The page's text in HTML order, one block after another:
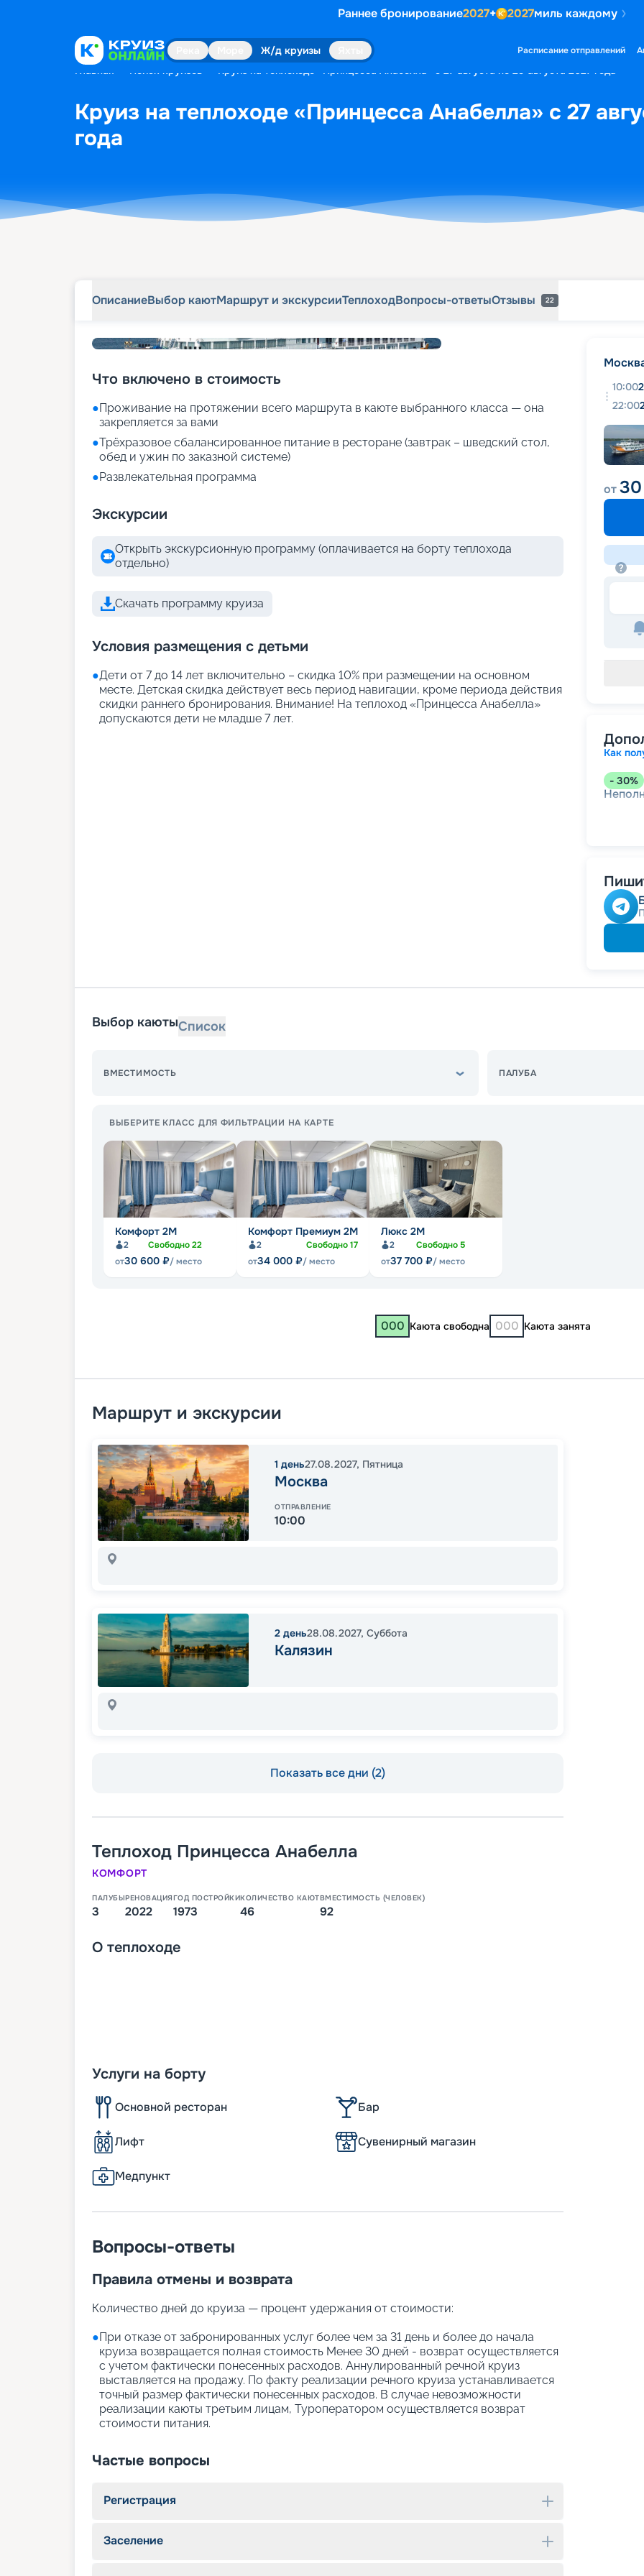
Раннее бронирование2027+ 2027миль каждому
Ж/д круизы Расписание отправлений
Главная Поиск круизов Круиз на теплоходе «Принцесса Анабелла» с 27 августа по 29 августа 2027 года
Круиз на теплоходе «Принцесса Анабелла» с 27
года
ОписаниеВыбор каютМаршрут и экскурсииТеплоходВопросы-ответыОтзывы 22
Что включено в стоимость
●Проживание на протяжении всего маршрута в каюте выбранного класса — она
закрепляется за вами
●Трёхразовое сбалансированное питание в ресторане (завтрак – шведский стол,
обед и ужин по заказной системе)
●Развлекательная программа
Экскурсии
Открыть экскурсионную программу (оплачивается на борту теплохода
отдельно)
Скачать программу круиза
Условия размещения с детьми
●Дети от 7 до 14 лет включительно – скидка 10% при размещении на основном
месте. Детская скидка действует весь период навигации, кроме периода действия
скидки раннего бронирования. Внимание! На теплоход «Принцесса Анабелла»
допускаются дети не младше 7 лет.
10:00
22:00
от
Как
- 30%
Выбор каютыСписок
ВМЕСТИМОСТЬ ПАЛУБА
ВЫБЕРИТЕ КЛАСС ДЛЯ ФИЛЬТРАЦИИ НА КАРТЕ
Комфорт 2M
2 Свободно22
от30 600 ₽/ место
Комфорт Премиум 2M
2 Свободно17
от34 000 ₽/ место
Люкс 2M
2 Свободно5
от37 700 ₽/ место
000 Каюта свободна 000 Каюта занята
Маршрут и экскурсии
1 день27.08.2027, Пятница
Москва
ОТПРАВЛЕНИЕ
10:00
2 день28.08.2027, Суббота
Калязин
Показать все дни (2)
Теплоход Принцесса Анабелла
КОМФОРТ
ПАЛУБЫ
3
РЕНОВАЦИЯ
2022
ГОД ПОСТРОЙКИ
1973
КОЛИЧЕСТВО КАЮТ
46
ВМЕСТИМОСТЬ (ЧЕЛОВЕК)
92
О теплоходе
Услуги на борту
Основной ресторан Бар
Лифт Сувенирный магазин
Медпункт
Вопросы-ответы
Правила отмены и возврата
Количество дней до круиза — процент удержания от стоимости:
●При отказе от забронированных услуг более чем за 31 день и более до начала
круиза возвращается полная стоимость Менее 30 дней - возврат осуществляется
с учетом фактически понесенных расходов. Аннулированный речной круиз
выставляется на продажу. По факту реализации речного круиза устанавливается
точный размер фактически понесенных расходов. В случае невозможности
реализации каюты третьим лицам, Туроператором осуществляется возврат
стоимости питания.
Частые вопросы
Регистрация
Заселение